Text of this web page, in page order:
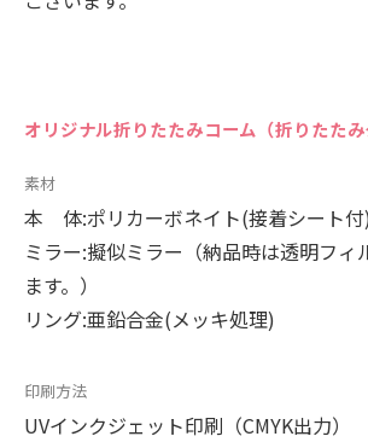
オリジナル折りたたみコーム（折りたた
素材
本 体:ポリカーボネイト(接着シート
ミラー:擬似ミラー（納品時は透明フィ
ます。）
リング:亜鉛合金(メッキ処理)
印刷方法
UVインクジェット印刷（CMYK出力）